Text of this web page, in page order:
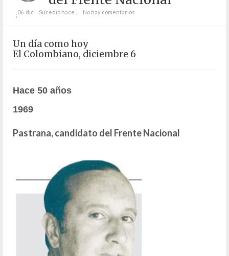
;06. dic Sucedió hace... No hay comentarios
Un día como hoy
El Colombiano, diciembre 6
Hace 50 años
1969
Pastrana, candidato del Frente Nacional